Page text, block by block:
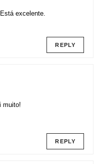
excelente.
REPLY
muito!
REPLY